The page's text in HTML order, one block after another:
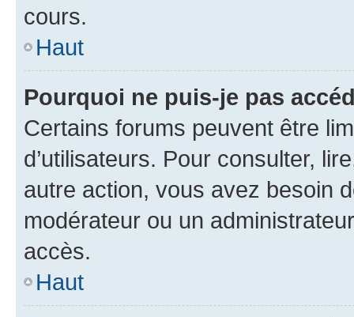
cours.
Haut
Pourquoi ne puis-je pas
Certains forums peuvent être
d’utilisateurs. Pour consulter,
autre action, vous avez besoin
modérateur ou un
accès.
Haut